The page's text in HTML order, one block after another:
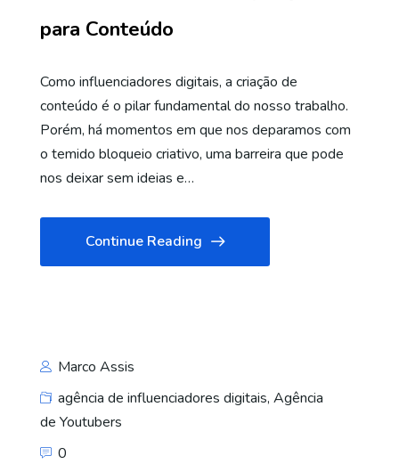
para Conteúdo
Como influenciadores digitais, a criação de
conteúdo é o pilar fundamental do nosso trabalho.
Porém, há momentos em que nos deparamos com
o temido bloqueio criativo, uma barreira que pode
nos deixar sem ideias e…
Continue Reading
Marco Assis
agência de influenciadores digitais, Agência
de Youtubers
0